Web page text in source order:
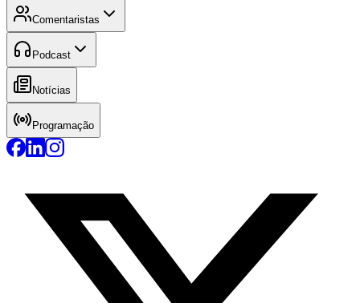
Comentaristas
Podcast
Notícias
Programação